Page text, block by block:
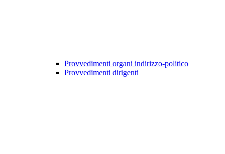
Provvedimenti organi indirizzo-politico
Provvedimenti dirigenti